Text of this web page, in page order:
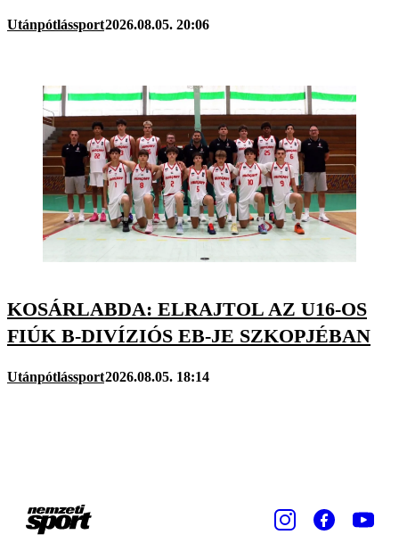
Utánpótlássport2026.08.05. 20:06
KOSÁRLABDA: ELRAJTOL AZ U16-OS
FIÚK B-DIVÍZIÓS EB-JE SZKOPJÉBAN
Utánpótlássport2026.08.05. 18:14